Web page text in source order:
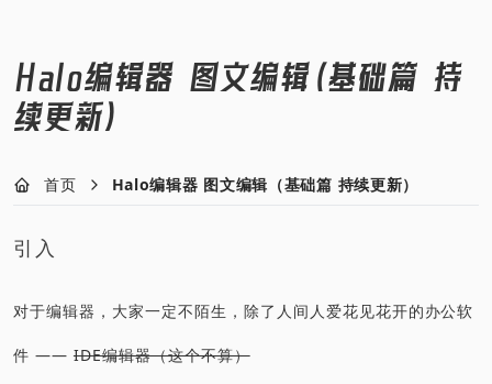
Halo编辑器 图文编辑（基础篇 持
续更新）
首页 Halo编辑器 图文编辑（基础篇 持续更新）
引入
对于编辑器，大家一定不陌生，除了人间人爱花见花开的办公软
件 —— IDE编辑器（这个不算）